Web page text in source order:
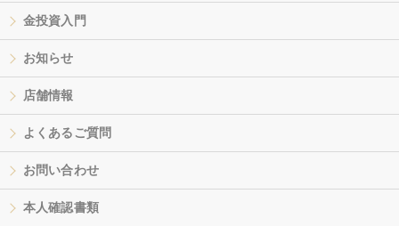
金投資入門
お知らせ
店舗情報
よくあるご質問
お問い合わせ
本人確認書類